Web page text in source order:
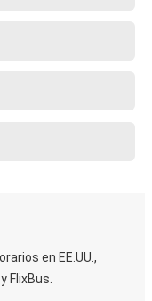
en EE.UU.,
FlixBus.